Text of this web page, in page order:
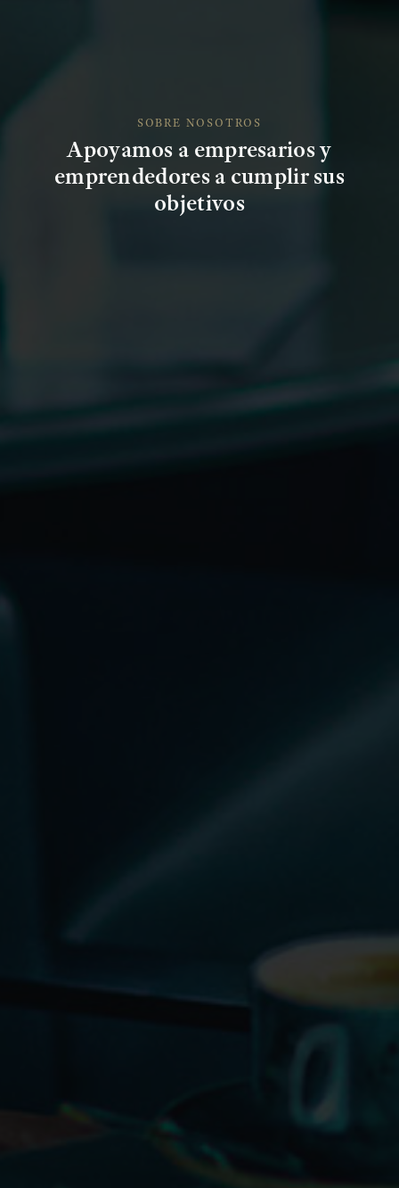
SOBRE NOSOTROS
Apoyamos a empresarios y
emprendedores a cumplir sus
objetivos